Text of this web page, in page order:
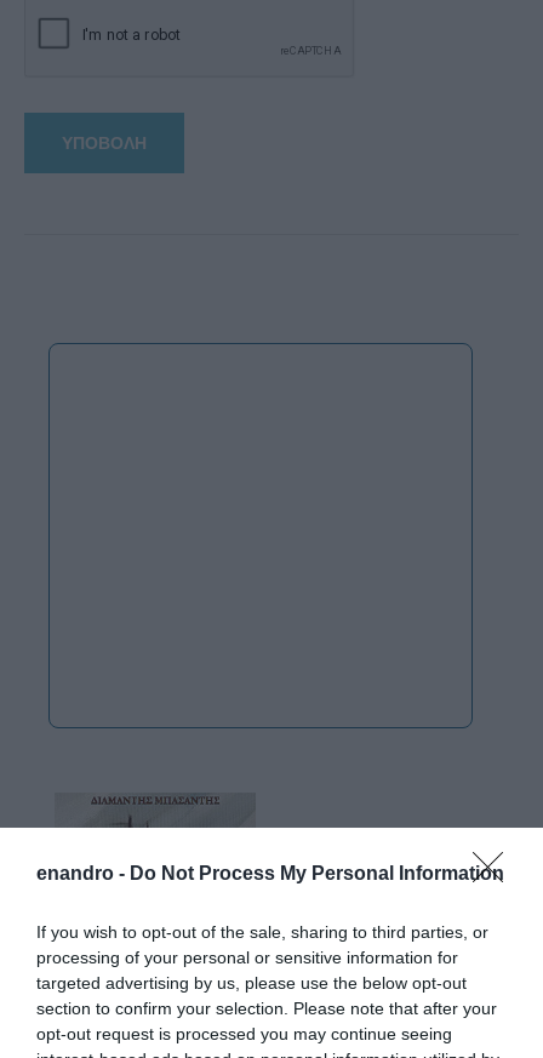
enandro - Do Not Process My Personal Information
If you wish to opt-out of the sale, sharing to third parties, or
processing of your personal or sensitive information for
targeted advertising by us, please use the below opt-out
section to confirm your selection. Please note that after your
opt-out request is processed you may continue seeing